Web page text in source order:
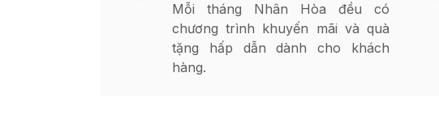
Mỗi tháng Nhân Hòa đều có
chương trình khuyến mãi và quà
tặng hấp dẫn dành cho khách
hàng.